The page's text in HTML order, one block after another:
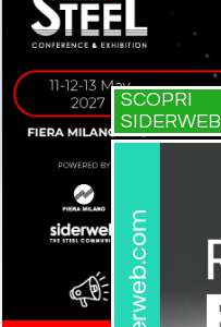
SCOPRI
SIDERWEB